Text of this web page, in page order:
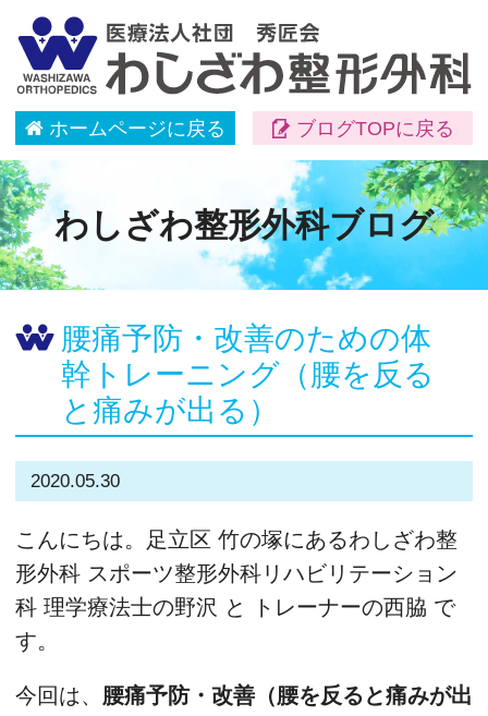
ホームページに戻る ブログTOPに戻る
わしざわ整形外科ブログ
腰痛予防・改善のための体
幹トレーニング（腰を反る
と痛みが出る）
2020.05.30
こんにちは。足立区 竹の塚にあるわしざわ整
形外科 スポーツ整形外科リハビリテーション
科 理学療法士の野沢 と トレーナーの西脇 で
す。
今回は、 腰痛予防・改善（腰を反ると痛みが出